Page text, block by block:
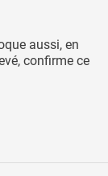
aussi, en
confirme ce